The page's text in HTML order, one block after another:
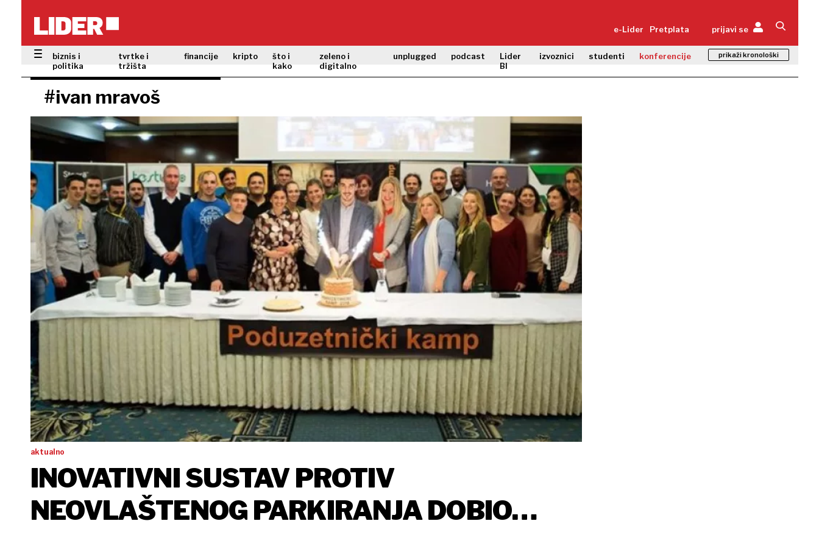
e-Lider Pretplata prijavi se
biznis i
politika
tvrtke i
tržišta
financije kripto
što i
kako
zeleno i
digitalno
unplugged podcast
Lider
BI
izvoznici studenti konferencije prikaži kronološki
#ivan mravoš
aktualno
INOVATIVNI SUSTAV PROTIV
NEOVLAŠTENOG PARKIRANJA DOBIO